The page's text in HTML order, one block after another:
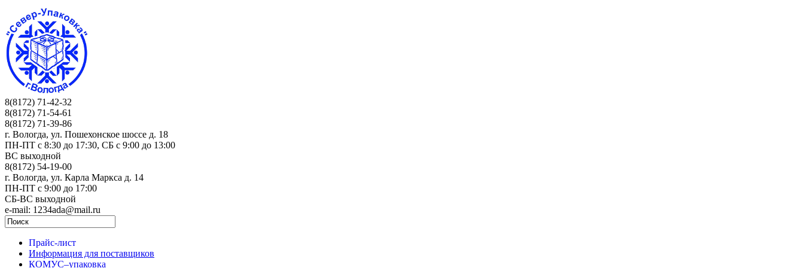
8(8172) 71-42-32
8(8172) 71-54-61
8(8172) 71-39-86
г. Вологда, ул. Пошехонское шоссе д. 18
ПН-ПТ c 8:30 до 17:30, СБ с 9:00 до 13:00
ВС выходной
8(8172) 54-19-00
г. Вологда, ул. Карла Маркса д. 14
ПН-ПТ c 9:00 до 17:00
СБ-ВС выходной
e-mail: 1234ada@mail.ru
Прайс-лист
Информация для поставщиков
КОМУС–упаковка